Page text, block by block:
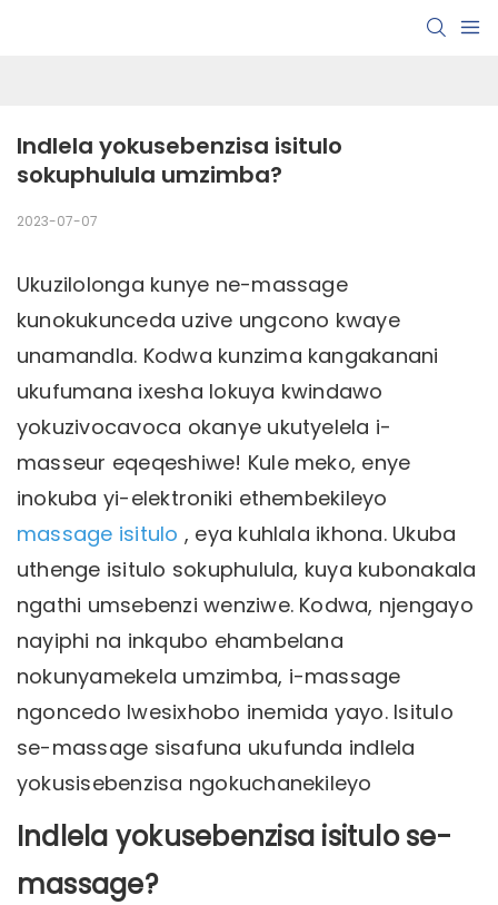
Indlela yokusebenzisa isitulo
sokuphulula umzimba?
2023-07-07
Ukuzilolonga kunye ne-massage
kunokukunceda uzive ungcono kwaye
unamandla. Kodwa kunzima kangakanani
ukufumana ixesha lokuya kwindawo
yokuzivocavoca okanye ukutyelela i-
masseur eqeqeshiwe! Kule meko, enye
inokuba yi-elektroniki ethembekileyo
massage isitulo , eya kuhlala ikhona. Ukuba
uthenge isitulo sokuphulula, kuya kubonakala
ngathi umsebenzi wenziwe. Kodwa, njengayo
nayiphi na inkqubo ehambelana
nokunyamekela umzimba, i-massage
ngoncedo lwesixhobo inemida yayo. Isitulo
se-massage sisafuna ukufunda indlela
yokusisebenzisa ngokuchanekileyo
Indlela yokusebenzisa isitulo se-
massage?